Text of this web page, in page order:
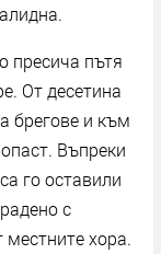
пресича пътя
От десетина
брегове и към
Въпреки
го оставили
с
местните хора.